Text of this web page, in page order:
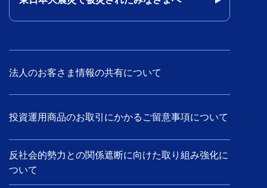
法人のお客さま情報の共有について
投資運用商品のお取引にかかるご留意事項について
反社会的勢力との関係遮断に向けた取り組み強化に
ついて